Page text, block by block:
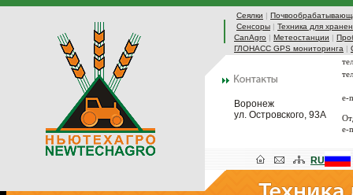
Сеялки |
Сенсоры | Техника для
CanAgro | Метеостанции |
ГЛОНАСС GPS мониторинга |
Воронеж
ул. Островского, 93А
e-
e-
RU